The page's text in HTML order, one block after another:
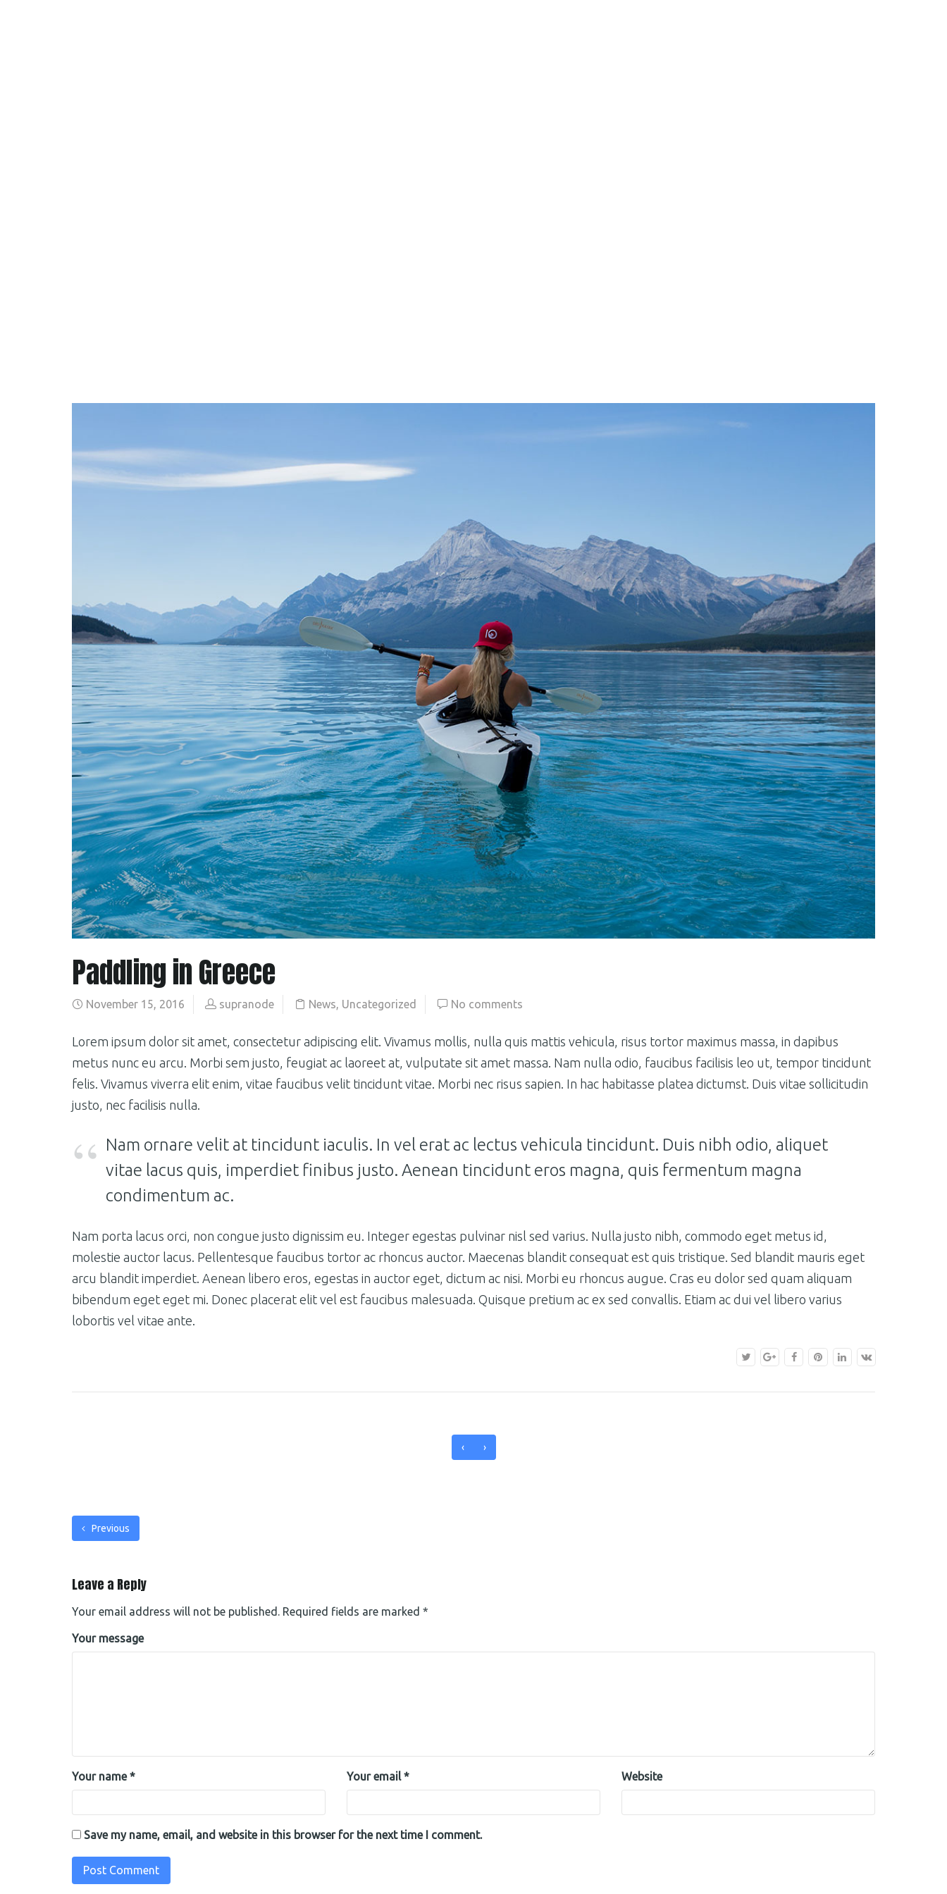
Paddling in Greece
November 15, 2016 supranode News, Uncategorized No comments
Lorem ipsum dolor sit amet, consectetur adipiscing elit. Vivamus mollis, nulla quis mattis vehicula, risus tortor maximus massa, in dapibus
metus nunc eu arcu. Morbi sem justo, feugiat ac laoreet at, vulputate sit amet massa. Nam nulla odio, faucibus facilisis leo ut, tempor tincidunt
felis. Vivamus viverra elit enim, vitae faucibus velit tincidunt vitae. Morbi nec risus sapien. In hac habitasse platea dictumst. Duis vitae sollicitudin
justo, nec facilisis nulla.
Nam ornare velit at tincidunt iaculis. In vel erat ac lectus vehicula tincidunt. Duis nibh odio, aliquet
vitae lacus quis, imperdiet finibus justo. Aenean tincidunt eros magna, quis fermentum magna
condimentum ac.
Nam porta lacus orci, non congue justo dignissim eu. Integer egestas pulvinar nisl sed varius. Nulla justo nibh, commodo eget metus id,
molestie auctor lacus. Pellentesque faucibus tortor ac rhoncus auctor. Maecenas blandit consequat est quis tristique. Sed blandit mauris eget
arcu blandit imperdiet. Aenean libero eros, egestas in auctor eget, dictum ac nisi. Morbi eu rhoncus augue. Cras eu dolor sed quam aliquam
bibendum eget eget mi. Donec placerat elit vel est faucibus malesuada. Quisque pretium ac ex sed convallis. Etiam ac dui vel libero varius
lobortis vel vitae ante.
‹ ›
Previous
Leave a Reply
Your email address will not be published. Required fields are marked *
Your message
Your name * Your email * Website
Save my name, email, and website in this browser for the next time I comment.